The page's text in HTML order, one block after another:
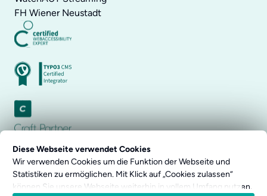
FH Wiener Neustadt
Impressum
Diese Webseite verwendet Cookies
Wir verwenden Cookies um die Funktion der Webseite und
Statistiken zu ermöglichen. Mit Klick auf „Cookies zulassen“
können Sie unsere Webseite weiterhin in vollem Umfang nutzen.